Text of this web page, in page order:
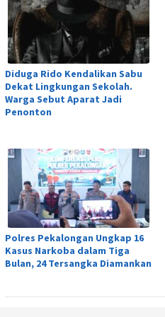
Diduga Rido Kendalikan Sabu
Dekat Lingkungan Sekolah.
Warga Sebut Aparat Jadi
Penonton
Polres Pekalongan Ungkap 16
Kasus Narkoba dalam Tiga
Bulan, 24 Tersangka Diamankan